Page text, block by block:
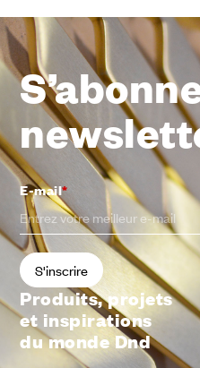
E-mail*
Produits, projets
et inspirations
du monde Dnd